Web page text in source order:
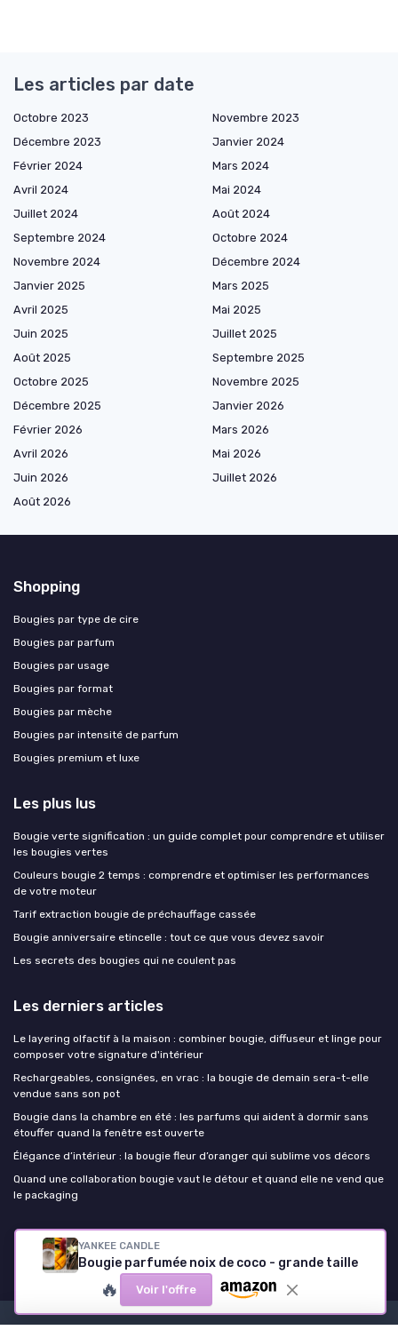
YANKEE CANDLE
Bougie parfumée noix de coco - grande taille
🔥 Voir l'offre
Les articles par date
Octobre 2023
Novembre 2023
Décembre 2023
Janvier 2024
Février 2024
Mars 2024
Avril 2024
Mai 2024
Juillet 2024
Août 2024
Septembre 2024
Octobre 2024
Novembre 2024
Décembre 2024
Janvier 2025
Mars 2025
Avril 2025
Mai 2025
Juin 2025
Juillet 2025
Août 2025
Septembre 2025
Octobre 2025
Novembre 2025
Décembre 2025
Janvier 2026
Février 2026
Mars 2026
Avril 2026
Mai 2026
Juin 2026
Juillet 2026
Août 2026
Shopping
Bougies par type de cire
Bougies par parfum
Bougies par usage
Bougies par format
Bougies par mèche
Bougies par intensité de parfum
Bougies premium et luxe
Les plus lus
Bougie verte signification : un guide complet pour comprendre et utiliser
les bougies vertes
Couleurs bougie 2 temps : comprendre et optimiser les performances
de votre moteur
Tarif extraction bougie de préchauffage cassée
Bougie anniversaire etincelle : tout ce que vous devez savoir
Les secrets des bougies qui ne coulent pas
Les derniers articles
Le layering olfactif à la maison : combiner bougie, diffuseur et linge pour
composer votre signature d'intérieur
Rechargeables, consignées, en vrac : la bougie de demain sera-t-elle
vendue sans son pot
Bougie dans la chambre en été : les parfums qui aident à dormir sans
étouffer quand la fenêtre est ouverte
Élégance d’intérieur : la bougie fleur d’oranger qui sublime vos décors
Quand une collaboration bougie vaut le détour et quand elle ne vend que
le packaging
Papaya Candle